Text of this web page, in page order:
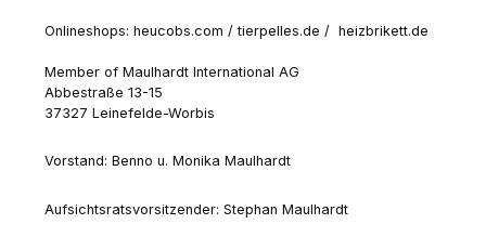
Onlineshops: heucobs.com / tierpelles.de / heizbrikett.de
Member of Maulhardt International AG
Abbestraße 13-15
37327 Leinefelde-Worbis
Vorstand: Benno u. Monika Maulhardt
Aufsichtsratsvorsitzender: Stephan Maulhardt